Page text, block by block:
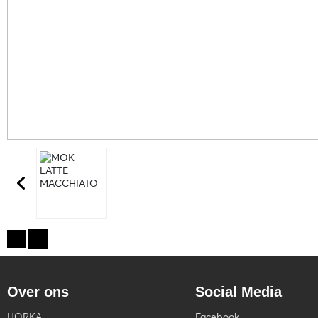
Over ons Social Media